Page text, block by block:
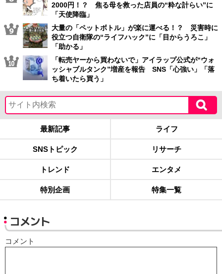
2000円！？ 焦る母を救った店員の“粋な計らい”に
「天使降臨」
大量の「ペットボトル」が楽に運べる！？ 災害時に
役立つ自衛隊の“ライフハック”に「目からうろこ」
「助かる」
「転売ヤーから買わないで」アイラップ公式が“ウォ
ッシャブルタンク”増産を報告 SNS「心強い」「落
ち着いたら買う」
最新記事 ライフ
SNSトピック リサーチ
トレンド エンタメ
特別企画 特集一覧
コメント
コメント